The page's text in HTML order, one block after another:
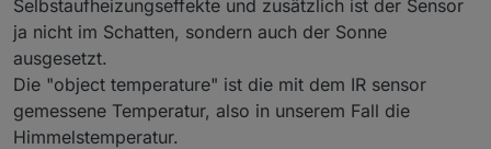
verschmiert. Schön ist wirklich anders
aber ich
mußte die Dose nach dem Anschließen auf der zu
gestanden nicht, daß das so lange hält. Eine schöne
Edelstahldurchführung liegt schon seit >2 Jahren
bereit. Aber so lange es funktioniert, bleibt es. Die
Vögel auf den Dach wird es nicht stören.
Selbstaufheizungseffekte und zusätzlich ist der Sensor
ja nicht im Schatten, sondern auch der Sonne
ausgesetzt.
Die "object temperature" ist die mit dem IR sensor
gemessene Temperatur, also in unserem Fall die
Himmelstemperatur.